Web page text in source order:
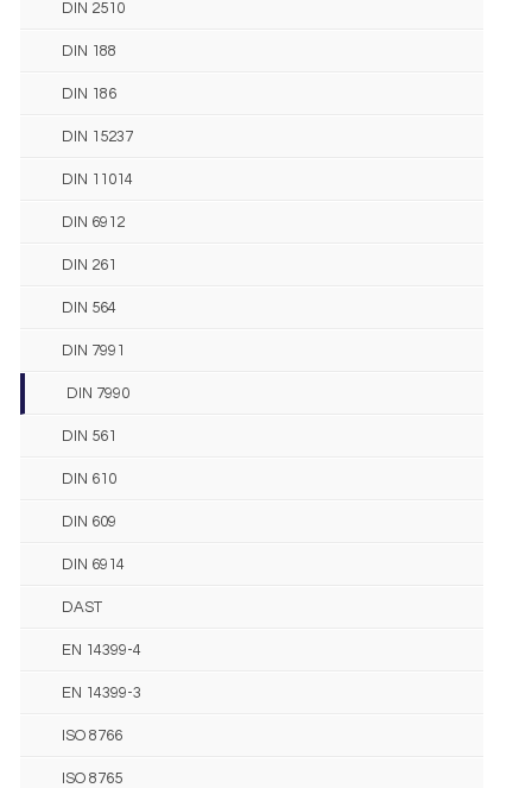
DIN 2510
DIN 188
DIN 186
DIN 15237
DIN 11014
DIN 6912
DIN 261
DIN 564
DIN 7991
DIN 7990
DIN 561
DIN 610
DIN 609
DIN 6914
DAST
EN 14399-4
EN 14399-3
ISO 8766
ISO 8765